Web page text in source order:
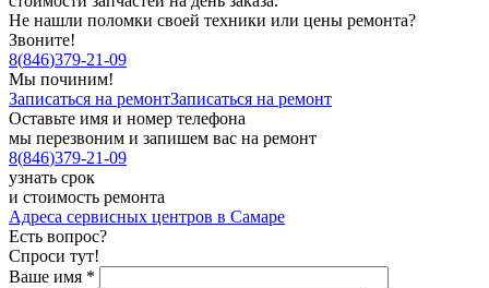
Не нашли поломки своей техники или цены ремонта?
Звоните!
8(846)379-21-09
Мы починим!
Записаться на ремонтЗаписаться на ремонт
Оставьте имя и номер телефона
мы перезвоним и запишем вас на ремонт
8(846)379-21-09
узнать срок
и стоимость ремонта
Адреса сервисных центров в Самаре
Есть вопрос?
Спроси тут!
Ваше имя *